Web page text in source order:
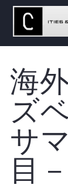
海
ズ
サ
目－